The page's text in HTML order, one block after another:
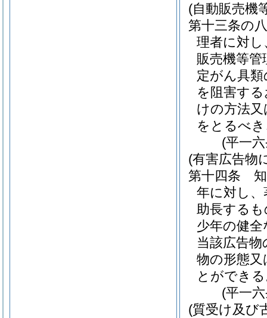
(自動販売機
第十三条の八
理者に対し
販売機等
定がん具
を阻害す
けの方法
をとるべ
(平一
(有害広告物
第十四条
年に対し
助長する
少年の健
当該広告
物の形態
とができ
(平一
(質受け及び